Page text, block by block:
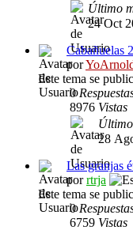
Último
24 Oct
Cabañuelas
por
Este tema se
0
8976 Vistas
28
Las granjas
porrtrja
Este tema se
0
6759 Vistas